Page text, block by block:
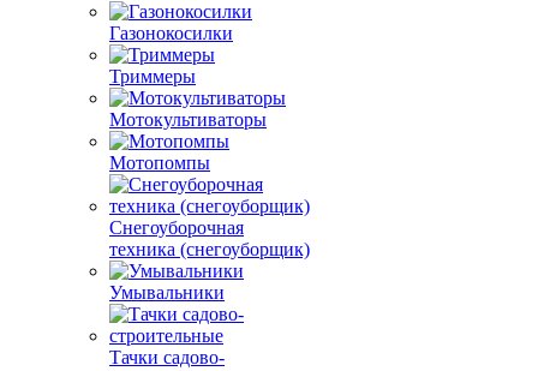
Газонокосилки
Триммеры
Мотокультиваторы
Мотопомпы
Снегоуборочная
техника (снегоуборщик)
Умывальники
Тачки садово-